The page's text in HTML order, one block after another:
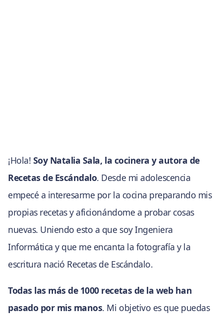
¡Hola! Soy Natalia Sala, la cocinera y autora de
Recetas de Escándalo. Desde mi adolescencia
empecé a interesarme por la cocina preparando mis
propias recetas y aficionándome a probar cosas
nuevas. Uniendo esto a que soy Ingeniera
Informática y que me encanta la fotografía y la
escritura nació Recetas de Escándalo.
Todas las más de 1000 recetas de la web han
pasado por mis manos. Mi objetivo es que puedas